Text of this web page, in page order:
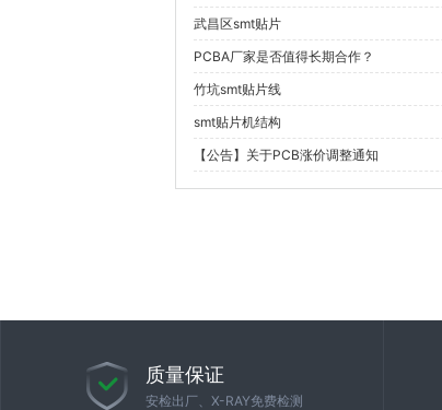
武昌区smt贴片
PCBA厂家是否值得长期合作？
竹坑smt贴片线
smt贴片机结构
【公告】关于PCB涨价调整通知
质量保证
安检出厂、X-RAY免费检测